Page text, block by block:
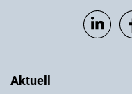
Aktuell